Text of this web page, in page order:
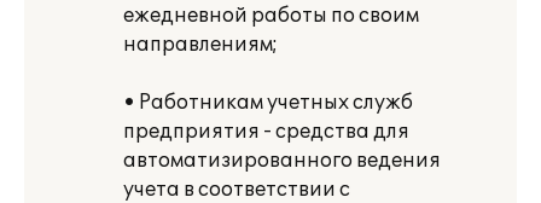
ежедневной работы по своим
направлениям;
• Работникам учетных служб
предприятия - средства для
автоматизированного ведения
учета в соответствии с